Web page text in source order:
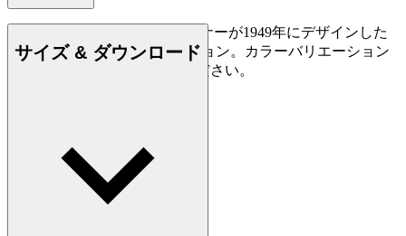
CU CH24は、ハンス J. ウェグナーが1949年にデザインした
CH24 Yチェア用の革製クッション。カラーバリエーション
に富む皮革各種からお選びください。
サイズ & ダウンロード